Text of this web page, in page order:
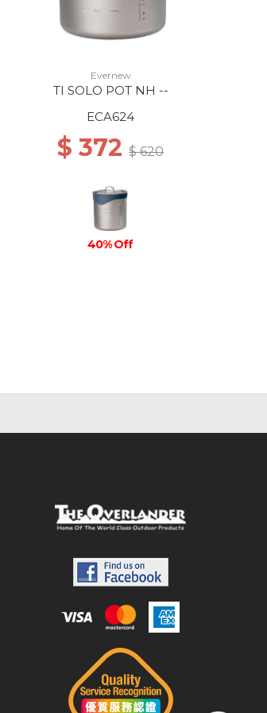
Evernew
TI SOLO POT NH --
ECA624
$ 372$ 620
40% Off